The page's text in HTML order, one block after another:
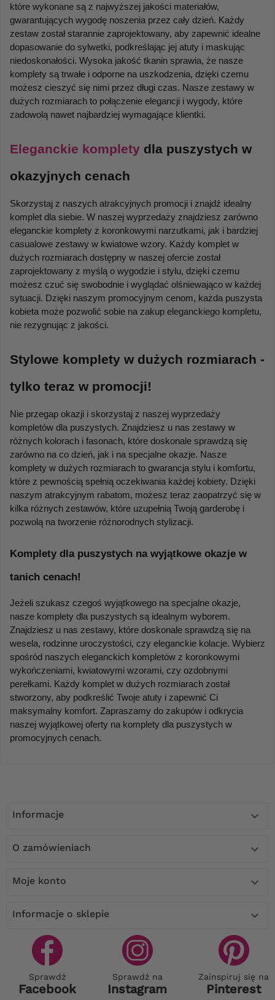
które wykonane są z najwyższej jakości materiałów,
gwarantujących wygodę noszenia przez cały dzień. Każdy
zestaw został starannie zaprojektowany, aby zapewnić idealne
dopasowanie do sylwetki, podkreślając jej atuty i maskując
niedoskonałości. Wysoka jakość tkanin sprawia, że nasze
komplety są trwałe i odporne na uszkodzenia, dzięki czemu
możesz cieszyć się nimi przez długi czas. Nasze zestawy w
dużych rozmiarach to połączenie elegancji i wygody, które
zadowolą nawet najbardziej wymagające klientki.
Eleganckie komplety dla puszystych w
okazyjnych cenach
Skorzystaj z naszych atrakcyjnych promocji i znajdź idealny
komplet dla siebie. W naszej wyprzedaży znajdziesz zarówno
eleganckie komplety z koronkowymi narzutkami, jak i bardziej
casualowe zestawy w kwiatowe wzory. Każdy komplet w
dużych rozmiarach dostępny w naszej ofercie został
zaprojektowany z myślą o wygodzie i stylu, dzięki czemu
możesz czuć się swobodnie i wyglądać olśniewająco w każdej
sytuacji. Dzięki naszym promocyjnym cenom, każda puszysta
kobieta może pozwolić sobie na zakup eleganckiego kompletu,
nie rezygnując z jakości.
Stylowe komplety w dużych rozmiarach -
tylko teraz w promocji!
Nie przegap okazji i skorzystaj z naszej wyprzedaży
kompletów dla puszystych. Znajdziesz u nas zestawy w
różnych kolorach i fasonach, które doskonale sprawdzą się
zarówno na co dzień, jak i na specjalne okazje. Nasze
komplety w dużych rozmiarach to gwarancja stylu i komfortu,
które z pewnością spełnią oczekiwania każdej kobiety. Dzięki
naszym atrakcyjnym rabatom, możesz teraz zaopatrzyć się w
kilka różnych zestawów, które uzupełnią Twoją garderobę i
pozwolą na tworzenie różnorodnych stylizacji.
Komplety dla puszystych na wyjątkowe okazje w
tanich cenach!
Jeżeli szukasz czegoś wyjątkowego na specjalne okazje,
nasze komplety dla puszystych są idealnym wyborem.
Znajdziesz u nas zestawy, które doskonale sprawdzą się na
wesela, rodzinne uroczystości, czy eleganckie kolacje. Wybierz
spośród naszych eleganckich kompletów z koronkowymi
wykończeniami, kwiatowymi wzorami, czy ozdobnymi
perełkami. Każdy komplet w dużych rozmiarach został
stworzony, aby podkreślić Twoje atuty i zapewnić Ci
maksymalny komfort. Zapraszamy do zakupów i odkrycia
naszej wyjątkowej oferty na komplety dla puszystych w
promocyjnych cenach.
Informacje 
O zamówieniach 
Moje konto 
Informacje o sklepie 
Sprawdź
Facebook
Sprawdź na
Instagram
Zainspiruj się na
Pinterest